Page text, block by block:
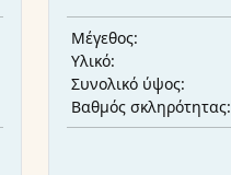
Μέγεθος:
Υλικό:
Συνολικό ύψος:
Βαθμός σκληρότητας: